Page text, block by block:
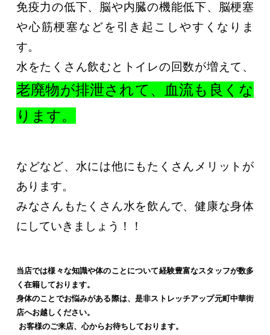
免疫力の低下、脳や内臓の機能低下、脳梗塞
や心筋梗塞などを引き起こしやすくなりま
す。
水をたくさん飲むとトイレの回数が増えて、
老廃物が排泄されて、血流も良くな
ります。
などなど、水には他にもたくさんメリットが
あります。
みなさんもたくさん水を飲んで、健康な身体
にしていきましょう！！
当店では様々な知識や体のことについて経験豊富なスタッフが数多
く在籍しております。
身体のことでお悩みがある際は、是非ストレッチアップ元町中華街
店へお越しください。
お客様のご来店、心からお待ちしております。